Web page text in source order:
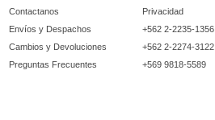
Contactanos
Envíos y Despachos
Cambios y Devoluciones
Preguntas Frecuentes
Privacidad
+562 2-2235-1356
+562 2-2274-3122
+569 9818-5589